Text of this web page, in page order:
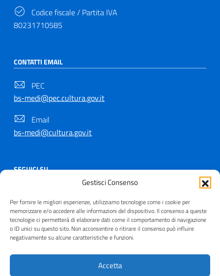
Gestisci Consenso
Per fornire le migliori esperienze, utilizziamo tecnologie come i cookie per
memorizzare e/o accedere alle informazioni del dispositivo. Il consenso a queste
tecnologie ci permetterà di elaborare dati come il comportamento di navigazione
o ID unici su questo sito. Non acconsentire o ritirare il consenso può influire
negativamente su alcune caratteristiche e funzioni.
Accetta
Codice fiscale / Partita IVA
80231710585
CONTATTI EMAIL
PEC
bs-medi@pec.cultura.gov.it
Email
bs-medi@cultura.gov.it
SEGUICI SU
Copyright © 2021 - 2026
Useful Links Section
Privacy | Cookie policy | Contatti |